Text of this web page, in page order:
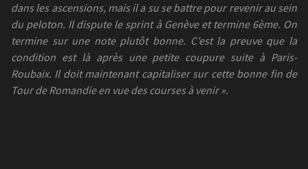
dans les ascensions, mais il a su se battre pour revenir au sein
du peloton. Il dispute le sprint à Genève et termine 6ème. On
termine sur une note plutôt bonne. C’est la preuve que la
condition est là après une petite coupure suite à Paris-
Roubaix. Il doit maintenant capitaliser sur cette bonne fin de
Tour de Romandie en vue des courses à venir ».